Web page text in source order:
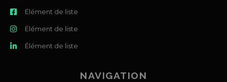
Élément de liste
Élément de liste
Élément de liste
NAVIGATION